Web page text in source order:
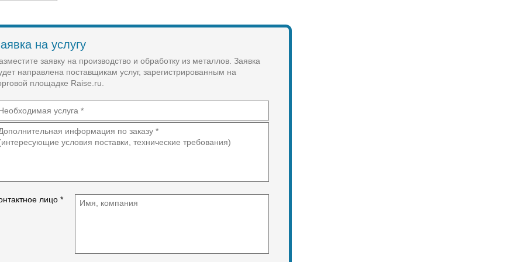
линии сварной балки.
Вы не платите за лишний металл, мы изготавливаем
сразу в размер, удешевляем строительство, без
отходов.
на услугу
заявку на производство и обработку из металлов. Заявка
направлена поставщикам услуг, зарегистрированным на
площадке Raise.ru.
лицо *